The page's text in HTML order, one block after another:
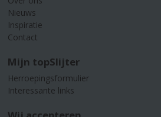
Nieuws
Inspiratie
Contact
Mijn topSlijter
Herroepingsformulier
Interessante links